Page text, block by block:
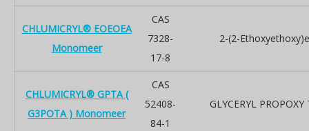
CHLUMICRYL® EOEOEA
Monomeer
CAS
7328-
17-8
2-(2-
CHLUMICRYL® GPTA (
G3POTA ) Monomeer
CAS
52408-
84-1
GLYCERYL